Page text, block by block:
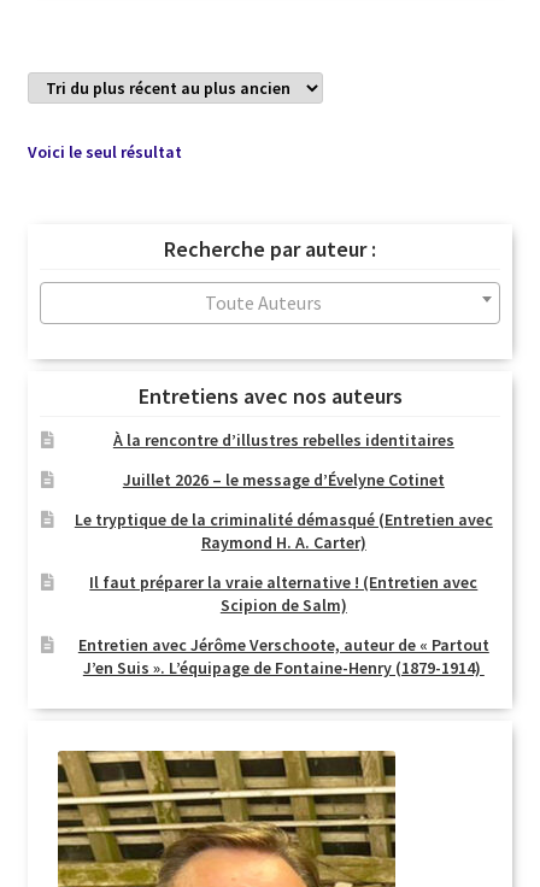
Voici le seul résultat
Recherche par auteur :
Toute Auteurs
Entretiens avec nos auteurs
À la rencontre d’illustres rebelles identitaires
Juillet 2026 – le message d’Évelyne Cotinet
Le tryptique de la criminalité démasqué (Entretien avec
Raymond H. A. Carter)
Il faut préparer la vraie alternative ! (Entretien avec
Scipion de Salm)
Entretien avec Jérôme Verschoote, auteur de « Partout
J’en Suis ». L’équipage de Fontaine-Henry (1879-1914)